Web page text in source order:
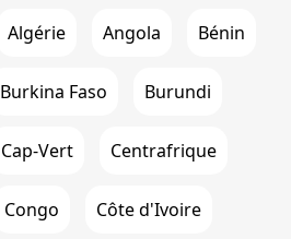
Algérie Angola Bénin
Burkina Faso Burundi
Cap-Vert Centrafrique
Congo Côte d'Ivoire